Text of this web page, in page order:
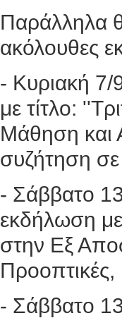
Παράλληλα
ακόλουθες
- Κυριακή
με τίτλο:
Μάθηση και
συζήτηση
- Σάββατο
εκδήλωση
στην Εξ
- Σάββατο